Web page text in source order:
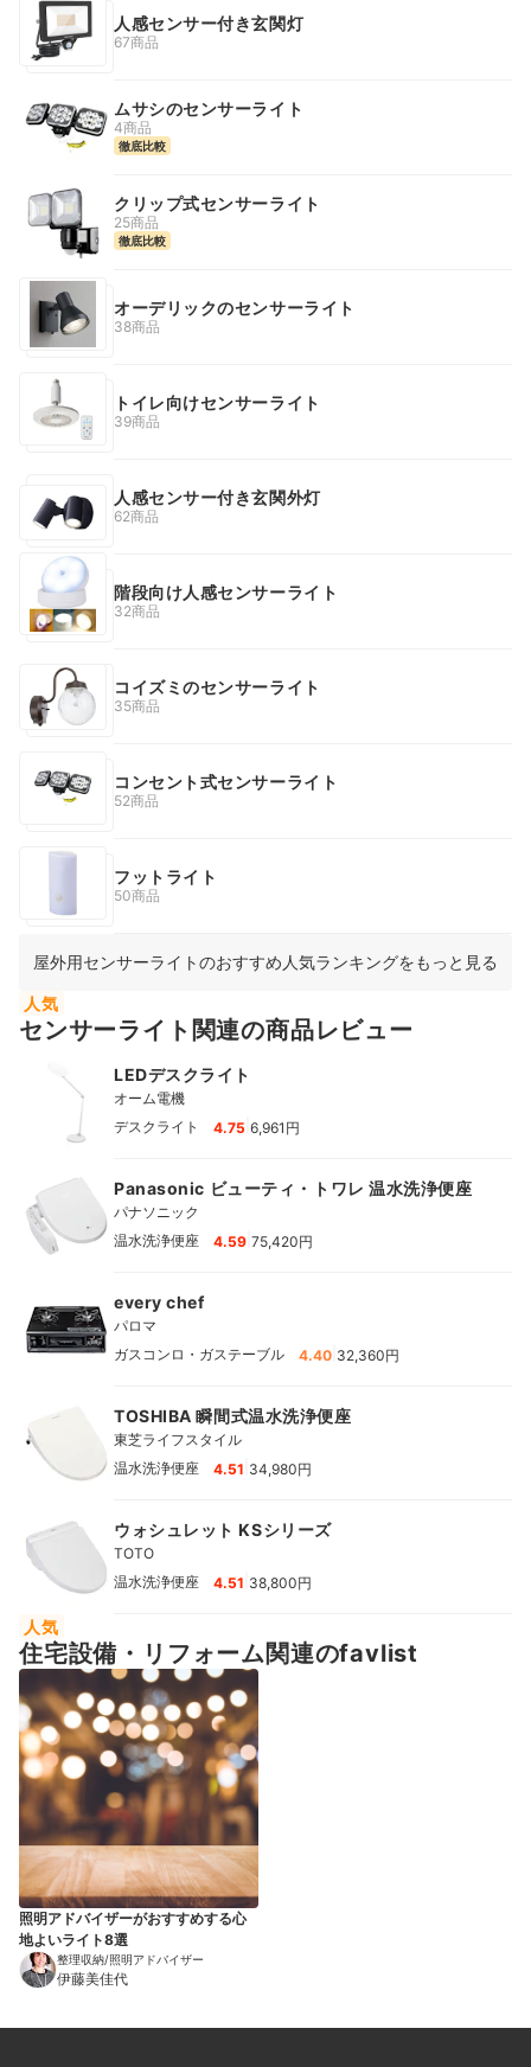
人感センサー付き玄関灯
67商品
ムサシのセンサーライト
4商品
徹底比較
クリップ式センサーライト
25商品
徹底比較
オーデリックのセンサーライト
38商品
トイレ向けセンサーライト
39商品
人感センサー付き玄関外灯
62商品
階段向け人感センサーライト
32商品
コイズミのセンサーライト
35商品
コンセント式センサーライト
52商品
フットライト
50商品
屋外用センサーライトのおすすめ人気ランキングをもっと見る
人気
センサーライト関連の商品レビュー
LEDデスクライト
オーム電機
デスクライト
4.75 6,961円
Panasonic ビューティ・トワレ 温水洗浄便座
パナソニック
温水洗浄便座
4.59 75,420円
every chef
パロマ
ガスコンロ・ガステーブル
4.40 32,360円
TOSHIBA 瞬間式温水洗浄便座
東芝ライフスタイル
温水洗浄便座
4.51 34,980円
ウォシュレット KSシリーズ
TOTO
温水洗浄便座
4.51 38,800円
人気
住宅設備・リフォーム関連のfavlist
照明アドバイザーがおすすめする心
地よいライト8選
整理収納/照明アドバイザー
伊藤美佳代